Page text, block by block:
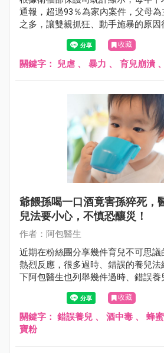
通報，超過93％為家內案件，父母
之多，讓雙親抓狂、動手施暴的原因
不睡覺等事。
收藏
關鍵字： 兒虐 、 暴力 、 育兒崩潰 、
爺餵孫喝一口酒竟害孫猝死，
兒法要小心，不慎恐釀災！
作者：阿包醫生
近期在粉絲團分享幾件育兒不可思
熱烈反應，很多過時、錯誤的養兒
下阿包醫生也列舉幾件過時、錯誤養
媽拒絕錯誤養育法且不尷尬！
收藏
關鍵字： 錯誤養兒 、 酒中毒 、 蜂
寶粉